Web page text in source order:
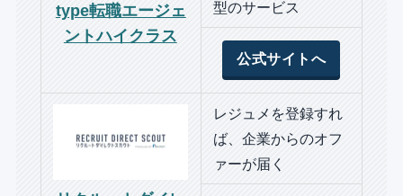
type転職エージェ
ントハイクラス
型のサービス
公式サイトへ
レジュメを登録すれ
ば、企業からのオフ
ァーが届く